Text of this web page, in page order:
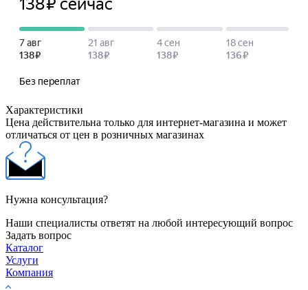
Характеристики
Цена действительна только для интернет-магазина и может
отличаться от цен в розничных магазинах
Нужна консультация?
Наши специалисты ответят на любой интересующий вопрос
Задать вопрос
Каталог
Услуги
Компания